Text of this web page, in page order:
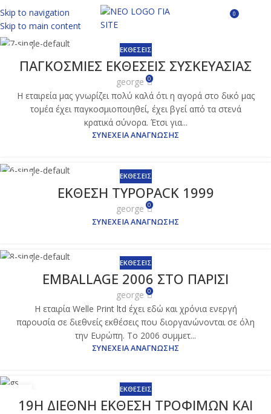
Skip to navigation
Skip to main content
Μενού 0
16 ΕΚΘΈΣΕΙΣ
ΠΑΓΚΟΣΜΙΕΣ ΕΚΘΕΣΕΙΣ ΣΥΣΚΕΥΑΣΙΑΣ
george 0
Η εταιρεία μας γνωρίζει πολύ καλά ότι η αγορά στο δικό μας
τομέα έχει παγκοσμιοποιηθεί, έχει βγεί από τα στενά
κρατικά σύνορα. Έτσι για...
ΣΥΝΈΧΕΙΑ ΑΝΆΓΝΩΣΗΣ
ΕΚΘΈΣΕΙΣ
ΕΚΘΕΣΗ TYPOPACK 1999
george 0
ΣΥΝΈΧΕΙΑ ΑΝΆΓΝΩΣΗΣ
ΕΚΘΈΣΕΙΣ
EMBALLAGE 2006 ΣΤΟ ΠΑΡΙΣΙ
george 0
Η εταιρία Welle Print ltd έχει εδώ και χρόνια ενεργή
παρουσία σε διεθνείς εκθέσεις που διοργανώνονται σε όλη
την Ευρώπη. Το 2006 συμμετ...
ΣΥΝΈΧΕΙΑ ΑΝΆΓΝΩΣΗΣ
ΝΟΈ
ΕΚΘΈΣΕΙΣ
19Η ΔΙΕΘΝΗ ΕΚΘΕΣΗ ΤΡΟΦΙΜΩΝ ΚΑΙ